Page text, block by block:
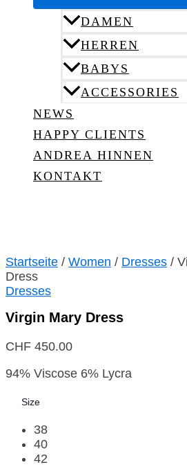
DAMEN
HERREN
BABYS
ACCESSORIES
NEWS
HAPPY CLIENTS
ANDREA HINNEN
KONTAKT
Startseite / Women / Dresses /
Dress
Dresses
Virgin Mary Dress
CHF 450.00
94% Viscose 6% Lycra
Size
38
40
42